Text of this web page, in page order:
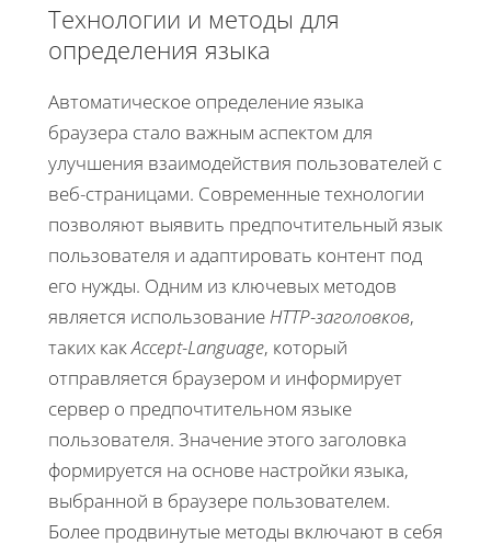
Технологии и методы для
определения языка
Автоматическое определение языка
браузера стало важным аспектом для
улучшения взаимодействия пользователей с
веб-страницами. Современные технологии
позволяют выявить предпочтительный язык
пользователя и адаптировать контент под
его нужды. Одним из ключевых методов
является использование HTTP-заголовков,
таких какAccept-Language, который
отправляется браузером и информирует
сервер о предпочтительном языке
пользователя. Значение этого заголовка
формируется на основе настройки языка,
выбранной в браузере пользователем.
Более продвинутые методы включают в себя